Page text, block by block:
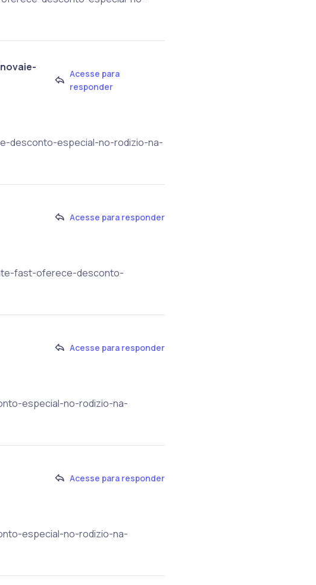
Acesse para
responder
desconto-especial-no-rodizio-na-
Acesse para responder
fast-oferece-desconto-
Acesse para responder
especial-no-rodizio-na-
Acesse para responder
especial-no-rodizio-na-